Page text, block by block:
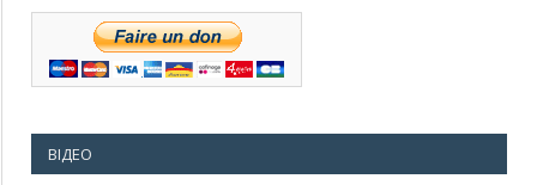
ВІДЕО